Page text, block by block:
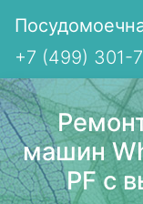
+7 (499) 301-
машин
PF с